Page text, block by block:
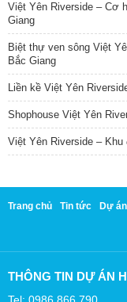
Việt Yên Riverside – Cơ
Giang
Biệt thự ven sông Việt
Bắc Giang
Liền kề Việt Yên
Shophouse Việt Yên
Việt Yên Riverside –
Trang chủ Tin tức Dự án
THÔNG TIN DỰ ÁN